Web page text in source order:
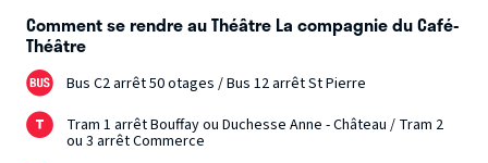
Comment se rendre au Théâtre La compagnie du Café-
Théâtre
Bus C2 arrêt 50 otages / Bus 12 arrêt St Pierre
Tram 1 arrêt Bouffay ou Duchesse Anne - Château / Tram 2
ou 3 arrêt Commerce